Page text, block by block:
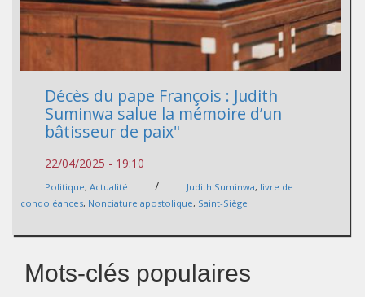
Décès du pape François : Judith
Suminwa salue la mémoire d’un
bâtisseur de paix"
22/04/2025 - 19:10
Politique, Actualité / Judith Suminwa, livre de
condoléances, Nonciature apostolique, Saint-Siège
Mots-clés populaires